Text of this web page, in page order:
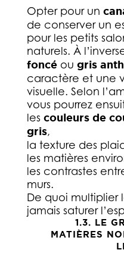
Opter pour un
de conserver un
pour les petits
naturels. À
foncéou gris
caractère et une
visuelle. Selon
vous pourrez
les couleurs de
gris,
la texture des
les matières
les contrastes
murs.
De quoi multiplier
jamais saturer
1.3. LE
MATIÈRES